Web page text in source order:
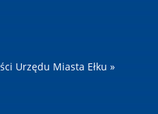
Urzędu Miasta Ełku »